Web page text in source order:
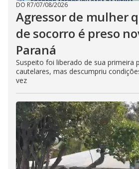
DO R7/07/08/2026
Agressor de mulher
de socorro é preso
Paraná
Suspeito foi liberado de sua primeira
cautelares, mas descumpriu
vez